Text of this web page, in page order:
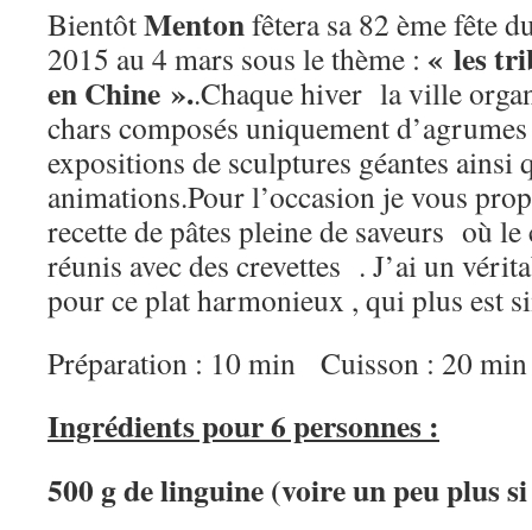
BientôtMentonfêtera sa 82 ème fête
2015 au 4 mars sous le thème : « les
en Chine »..Chaque hiver la ville
chars composés uniquement
expositions de sculptures géantes ainsi
animations.Pour l’occasion je vous
recette de pâtes pleine de saveurs où
réunis avec des crevettes . J’ai un
pour ce plat harmonieux , qui plus est
Préparation : 10 min Cuisson : 20 min
Ingrédients pour 6 personnes :
500 g de linguine (voire un peu plus